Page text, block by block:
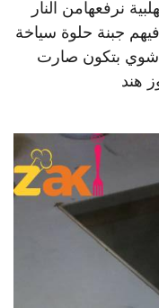
نرفعهامن النار
جبنة حلوة سياخة
بتكون صارت
هند